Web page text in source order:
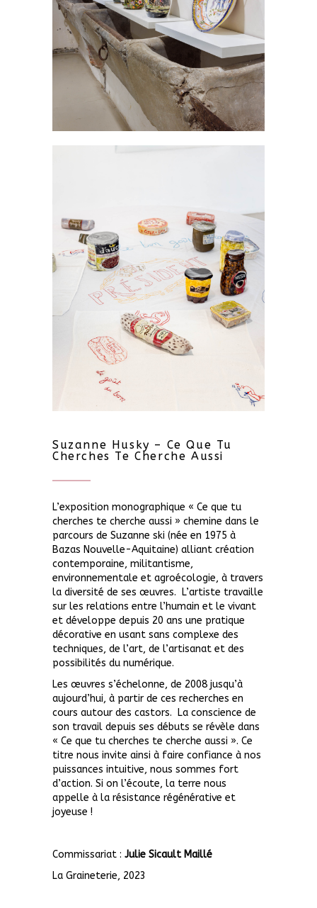
Suzanne Husky – Ce Que Tu
Cherches Te Cherche Aussi
L’exposition monographique « Ce que tu
cherches te cherche aussi » chemine dans le
parcours de Suzanne ski (née en 1975 à
Bazas Nouvelle-Aquitaine) alliant création
contemporaine, militantisme,
environnementale et agroécologie, à travers
la diversité de ses œuvres.
L’artiste travaille
sur les relations entre l’humain et le vivant
et développe depuis 20 ans une pratique
décorative en usant sans complexe des
techniques, de l’art, de l’artisanat et des
possibilités du numérique.
Les œuvres s’échelonne, de 2008 jusqu’à
aujourd’hui, à partir de ces recherches en
cours autour des castors. La conscience de
son travail depuis ses débuts se révèle dans
« Ce que tu cherches te cherche aussi ». Ce
titre nous invite ainsi à faire confiance à nos
puissances intuitive, nous sommes fort
d’action. Si on l’écoute, la terre nous
appelle à la résistance régénérative et
joyeuse !
Commissariat : Julie Sicault Maillé
La Graineterie, 2023